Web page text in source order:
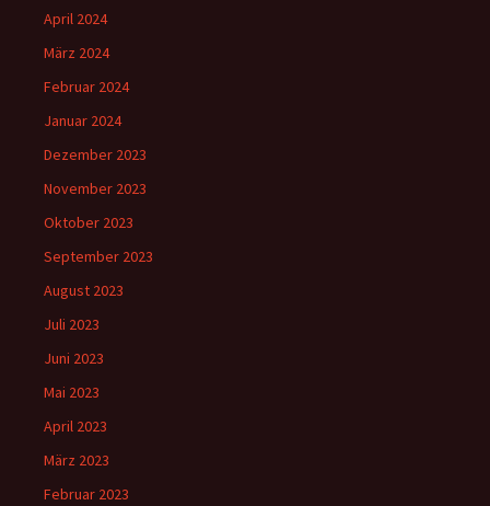
April 2024
März 2024
Februar 2024
Januar 2024
Dezember 2023
November 2023
Oktober 2023
September 2023
August 2023
Juli 2023
Juni 2023
Mai 2023
April 2023
März 2023
Februar 2023